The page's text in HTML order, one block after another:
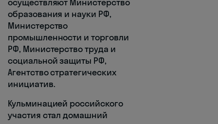
осуществляют Министерство
образования и науки РФ,
Министерство
промышленности и торговли
РФ, Министерство труда и
социальной защиты РФ,
Агентство стратегических
инициатив.
Кульминацией российского
участия стал домашний